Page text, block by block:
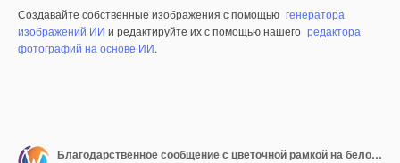
Создавайте собственные изображения с помощью генератора
изображений ИИ и редактируйте их с помощью нашего редактора
фотографий на основе ИИ.
Благодарственное сообщение с цветочной рамкой на белом фоне